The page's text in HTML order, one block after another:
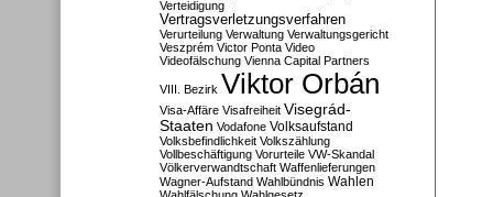
Verteidigung
Vertragsverletzungsverfahren
Verurteilung Verwaltung Verwaltungsgericht
Veszprém Victor Ponta Video
Videofälschung Vienna Capital Partners
VIII. Bezirk Viktor Orbán
Visa-Affäre Visafreiheit Visegrád-
Staaten Vodafone Volksaufstand
Volksbefindlichkeit Volkszählung
Vollbeschäftigung Vorurteile VW-Skandal
Völkerverwandtschaft Waffenlieferungen
Wagner-Aufstand Wahlbündnis Wahlen